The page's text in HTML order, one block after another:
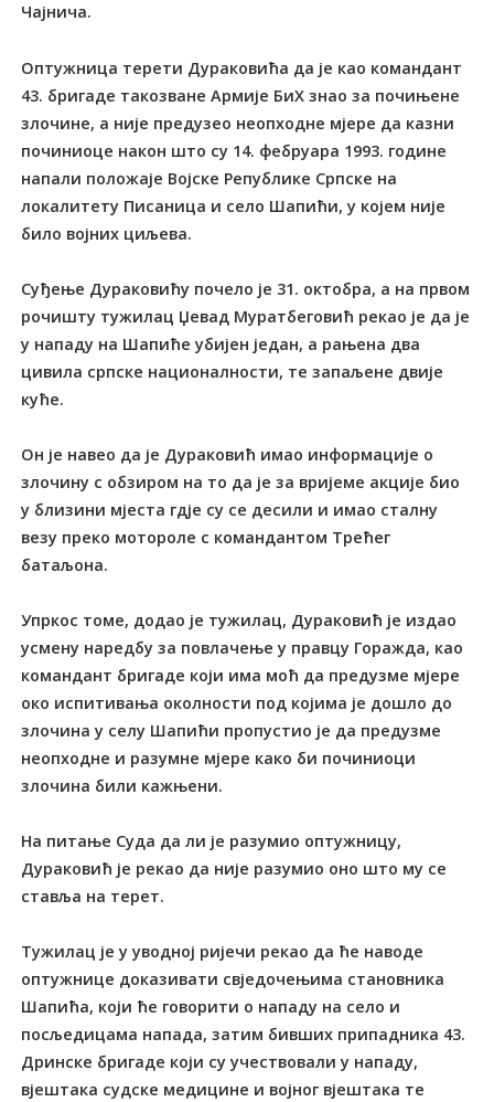
Чајнича.
Оптужница терети Дураковића да је као командант
43. бригаде такозване Армије БиХ знао за почињене
злочине, а није предузео неопходне мјере да казни
починиоце након што су 14. фебруара 1993. године
напали положаје Војске Републике Српске на
локалитету Писаница и село Шапићи, у којем није
било војних циљева.
Суђење Дураковићу почело је 31. октобра, а на првом
рочишту тужилац Џевад Муратбеговић рекао је да је
у нападу на Шапиће убијен један, а рањена два
цивила српске националности, те запаљене двије
куће.
Он је навео да је Дураковић имао информације о
злочину с обзиром на то да је за вријеме акције био
у близини мјеста гдје су се десили и имао сталну
везу преко мотороле с командантом Трећег
батаљона.
Упркос томе, додао је тужилац, Дураковић је издао
усмену наредбу за повлачење у правцу Горажда, као
командант бригаде који има моћ да предузме мјере
око испитивања околности под којима је дошло до
злочина у селу Шапићи пропустио је да предузме
неопходне и разумне мјере како би починиоци
злочина били кажњени.
На питање Суда да ли је разумио оптужницу,
Дураковић је рекао да није разумио оно што му се
ставља на терет.
Тужилац је у уводној ријечи рекао да ће наводе
оптужнице доказивати свједочењима становника
Шапића, који ће говорити о нападу на село и
посљедицама напада, затим бивших припадника 43.
Дринске бригаде који су учествовали у нападу,
вјештака судске медицине и војног вјештака те